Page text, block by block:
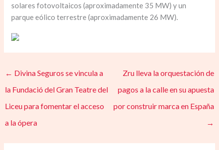
solares fotovoltaicos (aproximadamente 35 MW) y un
parque eólico terrestre (aproximadamente 26 MW).
← Divina Seguros se vincula a
la Fundació del Gran Teatre del
Liceu para fomentar el acceso
a la ópera
Zru lleva la orquestación de
pagos a la calle en su apuesta
por construir marca en España
→